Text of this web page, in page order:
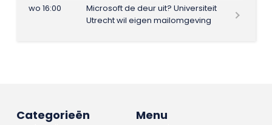
wo 16:00
Microsoft de deur uit? Universiteit
Utrecht wil eigen mailomgeving
Menu
Categorieën